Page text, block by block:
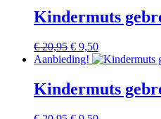
€ 9,50.
Kindermuts
€20,95 Oorspronkelijke
prijs
€ 9,50Huidige
prijs
€ 9,50.
Aanbieding!
Kindermuts